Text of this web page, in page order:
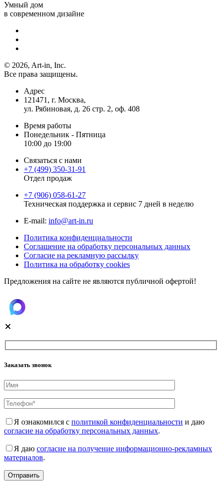
Умный дом
в современном дизайне
© 2026, Art-in, Inc.
Все права защищены.
Адрес
121471, г. Москва,
ул. Рябиновая, д. 26 стр. 2, оф. 408
Время работы
Понедельник - Пятница
10:00 до 19:00
Связаться с нами
+7 (499) 350-31-91
Отдел продаж
+7 (906) 058-61-27
Техническая поддержка и сервис 7 дней в неделю
Е-mail: info@art-in.ru
Политика конфиденциальности
Соглашение на обработку персональных данных
Согласие на рекламную рассылку
Политика на обработку cookies
Предложения на сайте не являются публичной офертой!
Заказать звонок
Я ознакомился с политикой конфиденциальности и даю
согласие на обработку персональных данных.
Я даю согласие на получение информационно-рекламных
материалов.